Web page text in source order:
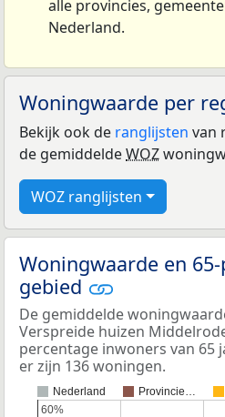
alle provincies,
Nederland.
Woningwaarde per
Bekijk ook de ranglijsten van
de gemiddeldeWOZ
WOZ ranglijsten
Woningwaarde en
gebied
De gemiddelde
Verspreide huizen
percentage inwoners van 65
er zijn 136 woningen.
Nederland Provincie…
60%
60%